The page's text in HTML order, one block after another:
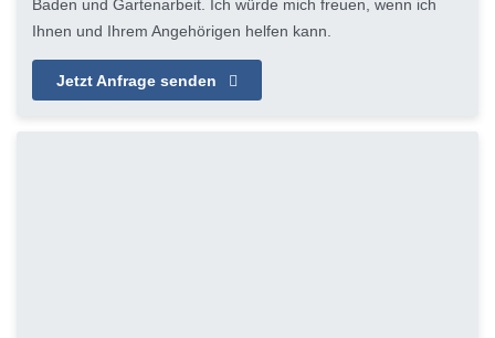
Baden und Gartenarbeit. Ich würde mich freuen, wenn ich
Ihnen und Ihrem Angehörigen helfen kann.
Jetzt Anfrage senden